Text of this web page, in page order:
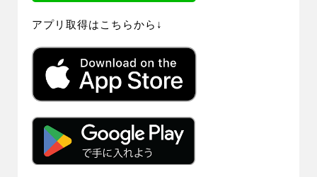
アプリ取得はこちらから↓